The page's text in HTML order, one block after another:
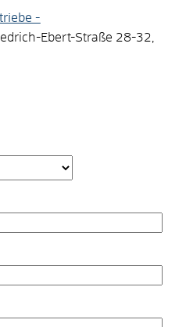
-
Ebert-Straße 28-32,